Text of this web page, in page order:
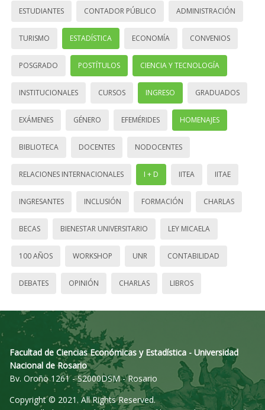
ESTUDIANTES CONTADOR PÚBLICO ADMINISTRACIÓN
TURISMO ESTADÍSTICA ECONOMÍA CONVENIOS
POSGRADO POSTÍTULOS CIENCIA Y TECNOLOGÍA
INSTITUCIONALES CURSOS INGRESO GRADUADOS
EXÁMENES GÉNERO EFEMÉRIDES HOMENAJES
BIBLIOTECA DOCENTES NODOCENTES
RELACIONES INTERNACIONALES I + D IITEA IITAE
INGRESANTES INCLUSIÓN FORMACIÓN CHARLAS
BECAS BIENESTAR UNIVERSITARIO LEY MICAELA
100 AÑOS WORKSHOP UNR CONTABILIDAD
DEBATES OPINIÓN CHARLAS LIBROS
Facultad de Ciencias Económicas y Estadística - Universidad
Nacional de Rosario
Bv. Oroño 1261 - S2000DSM - Rosario
Copyright © 2021. All Rights Reserved.